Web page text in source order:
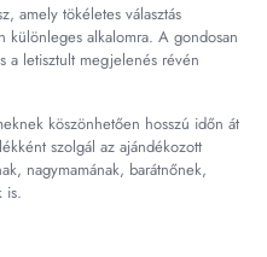
amely tökéletes választás
különleges alkalomra. A gondosan
a letisztult megjelenés révén
köszönhetően hosszú időn át
szolgál az ajándékozott
nagymamának, barátnőnek,
is.